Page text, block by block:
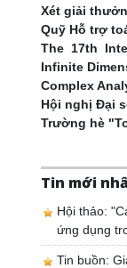
Xét giải
Quỹ Hỗ trợ
The 17th
Infinite
Complex
Hội nghị Đại
Trường hè
Tin mới
Hội thảo:
ứng dụng
Tin buồn: